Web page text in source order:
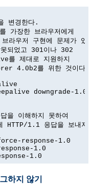
변경한다.
장한 브라우저에게
라우저 구현에 문제가 있
되었고 301이나 302
를 제대로 지원하지
4.0b2를 위한 것이다.
downgrade-
을 이해하지 못하여
HTTP/1.1 응답을 보내지
response-1.0
1.0
1.0
하지 않기